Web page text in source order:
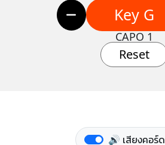
Key G
CAPO 1
Reset
🔊 เสียงคอร์ด